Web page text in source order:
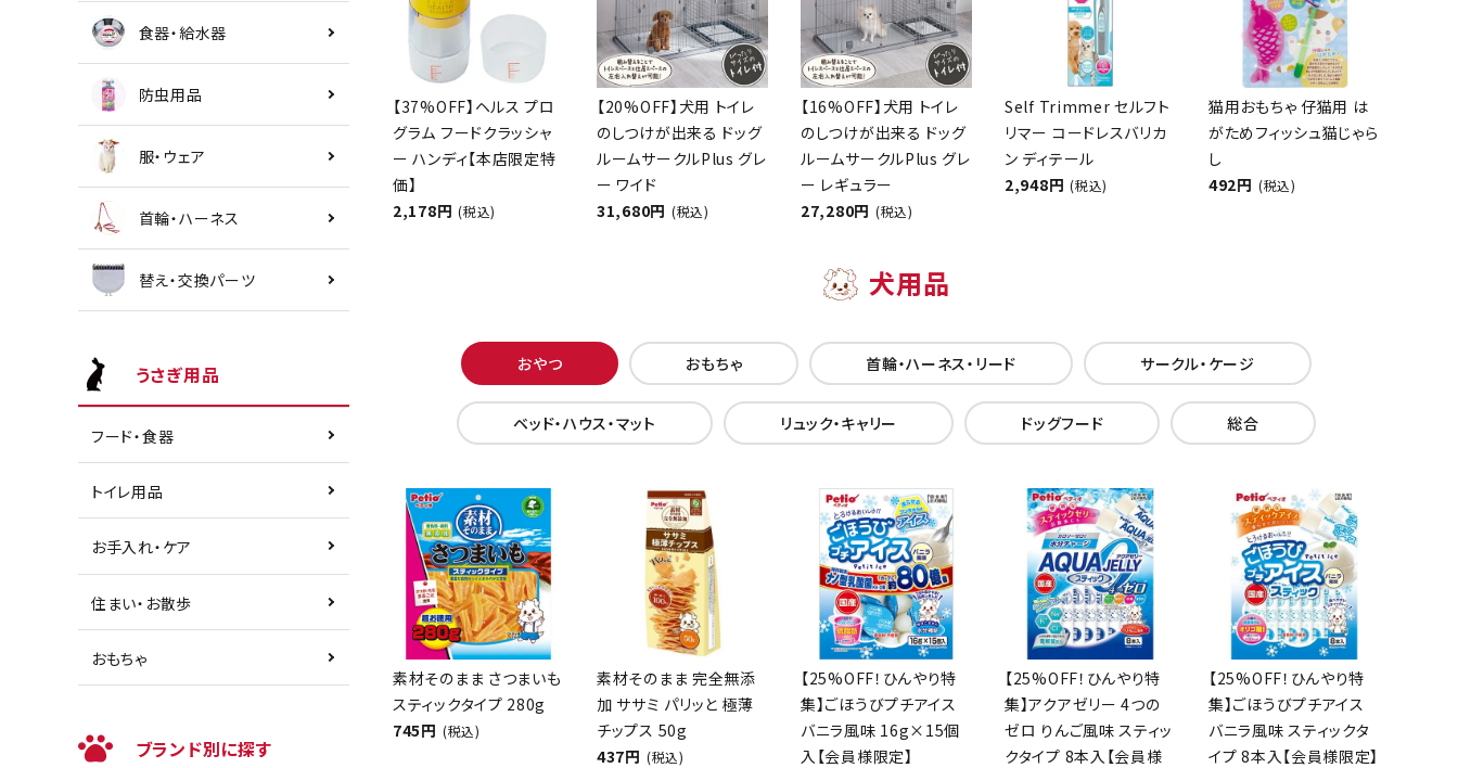
食器・給水器
防虫用品
服・ウェア
首輪・ハーネス
替え・交換パーツ
うさぎ用品
フード・食器
トイレ用品
お手入れ・ケア
住まい・お散歩
おもちゃ
ブランド別に探す
【37%OFF】ヘルス プロ
グラム フードクラッシャ
ー ハンディ【本店限定特
価】
2,178円 (税込)
【20%OFF】犬用 トイレ
のしつけが出来る ドッグ
ルームサークルPlus グレ
ー ワイド
31,680円 (税込)
【16%OFF】犬用 トイレ
のしつけが出来る ドッグ
ルームサークルPlus グレ
ー レギュラー
27,280円 (税込)
Self Trimmer セルフト
リマー コードレスバリカ
ン ディテール
2,948円 (税込)
猫用おもちゃ 仔猫用 は
がためフィッシュ猫じゃら
し
492円 (税込)
犬用品
おやつ おもちゃ 首輪・ハーネス・リード サークル・ケージ
ベッド・ハウス・マット リュック・キャリー ドッグフード 総合
素材そのまま さつまいも
スティックタイプ 280g
745円 (税込)
素材そのまま 完全無添
加 ササミ パリッと 極薄
チップス 50g
437円 (税込)
【25%OFF！ひんやり特
集】ごほうびプチアイス
バニラ風味 16g×15個
入【会員様限定】
【25%OFF！ひんやり特
集】アクアゼリー 4つの
ゼロ りんご風味 スティッ
クタイプ 8本入【会員様
【25%OFF！ひんやり特
集】ごほうびプチアイス
バニラ風味 スティックタ
イプ 8本入【会員様限定】